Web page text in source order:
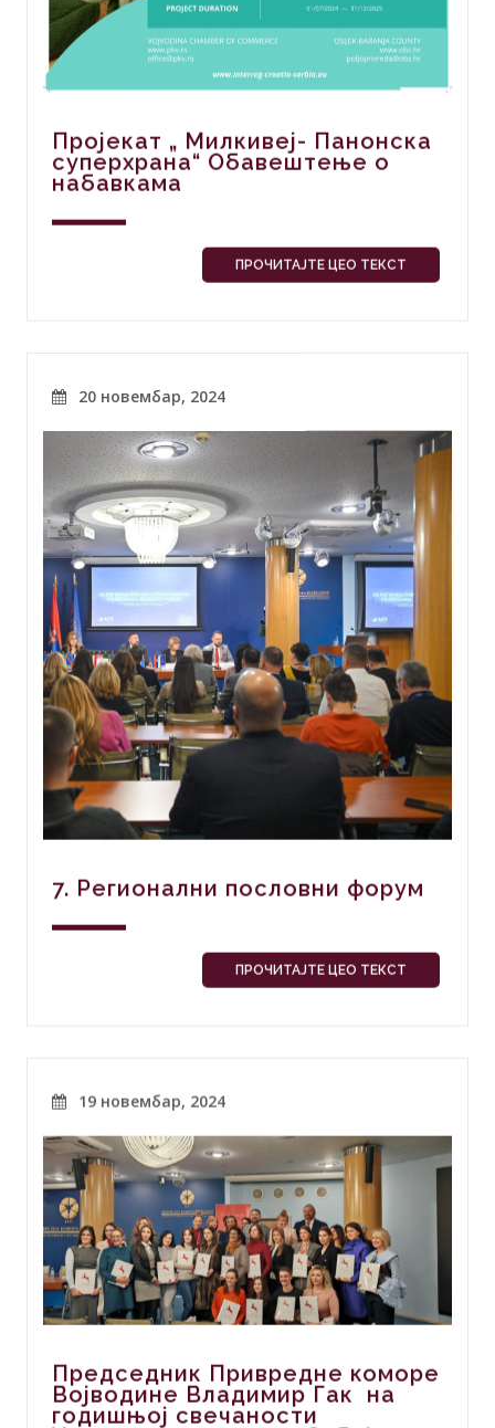
Пројекат „ Милкивеј- Панонска
суперхрана“ Обавештење о
набавкама
ПРОЧИТАЈТЕ ЦЕО ТЕКСТ
20 новембар, 2024
7. Регионални пословни форум
ПРОЧИТАЈТЕ ЦЕО ТЕКСТ
19 новембар, 2024
Председник Привредне коморе
Војводине Владимир Гак на
годишњој свечаности